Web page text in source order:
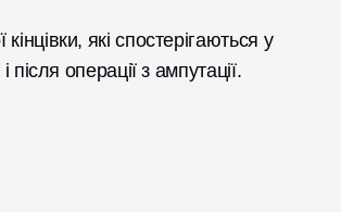
які спостерігаються у
операції з ампутації.